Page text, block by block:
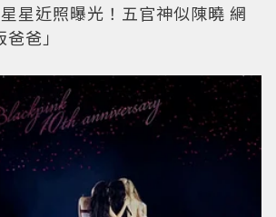
星近照曝光！五官神似陳曉 網
爸」